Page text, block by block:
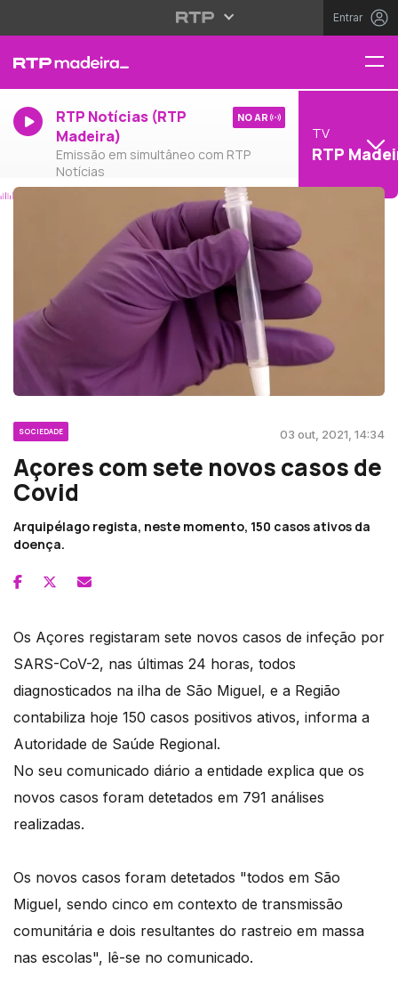
Entrar
RTP Notícias (RTP
Madeira)
Emissão em simultâneo com RTP
Notícias
NO AR
TV
RTP
SOCIEDADE 03 out, 2021, 14:34
Açores com sete novos casos de
Covid
Arquipélago regista, neste momento, 150 casos ativos da
doença.
Os Açores registaram sete novos casos de infeção por
SARS-CoV-2, nas últimas 24 horas, todos
diagnosticados na ilha de São Miguel, e a Região
contabiliza hoje 150 casos positivos ativos, informa a
Autoridade de Saúde Regional.
No seu comunicado diário a entidade explica que os
novos casos foram detetados em 791 análises
realizadas.
Os novos casos foram detetados "todos em São
Miguel, sendo cinco em contexto de transmissão
comunitária e dois resultantes do rastreio em massa
nas escolas", lê-se no comunicado.